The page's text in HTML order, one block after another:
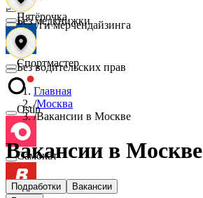
📈
Услуги мерчендайзинга
Пятёрочка
Спортмастер
Ostin
Самокат
Без медкнижки
Без водительских прав
Главная
/Москва
/Вакансии в Москве
Вакансии в Москве
Подработки
Вакансии